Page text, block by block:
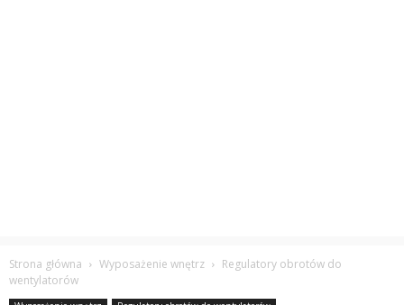
Strona główna Wyposażenie wnętrz
Regulatory obrotów do
wentylatorów